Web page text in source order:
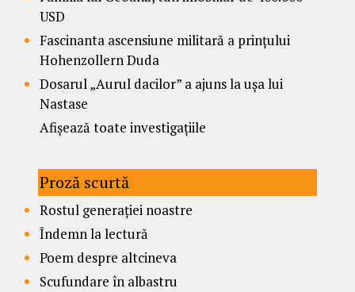
USD
Fascinanta ascensiune militară a prințului
Hohenzollern Duda
Dosarul „Aurul dacilor” a ajuns la ușa lui
Nastase
Afișează toate investigațiile
Proză scurtă
Rostul generației noastre
Îndemn la lectură
Poem despre altcineva
Scufundare în albastru